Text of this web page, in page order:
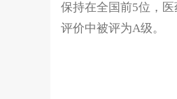
保持在全国前5位，
评价中被评为A级。